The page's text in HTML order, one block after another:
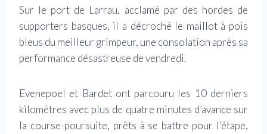
Sur le port de Larrau, acclamé par des hordes de
supporters basques, il a décroché le maillot à pois
bleus du meilleur grimpeur, une consolation après sa
performance désastreuse de vendredi.
Evenepoel et Bardet ont parcouru les 10 derniers
kilomètres avec plus de quatre minutes d’avance sur
la course-poursuite, prêts à se battre pour l’étape,